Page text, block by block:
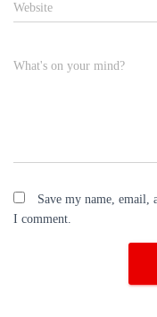
Website
What's on your mind?
Save my name, email,
I comment.